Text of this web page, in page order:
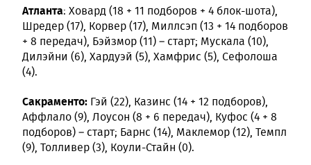
Атланта: Ховард (18 + 11 подборов + 4 блок-шота),
Шредер (17), Корвер (17), Миллсэп (13 + 14 подборов
+ 8 передач), Бэйзмор (11) – старт; Мускала (10),
Дилэйни (6), Хардуэй (5), Хамфрис (5), Сефолоша
(4).
Сакраменто: Гэй (22), Казинс (14 + 12 подборов),
Аффлало (9), Лоусон (8 + 6 передач), Куфос (4 + 8
подборов) – старт; Барнс (14), Маклемор (12), Темпл
(9), Толливер (3), Коули-Стайн (0).